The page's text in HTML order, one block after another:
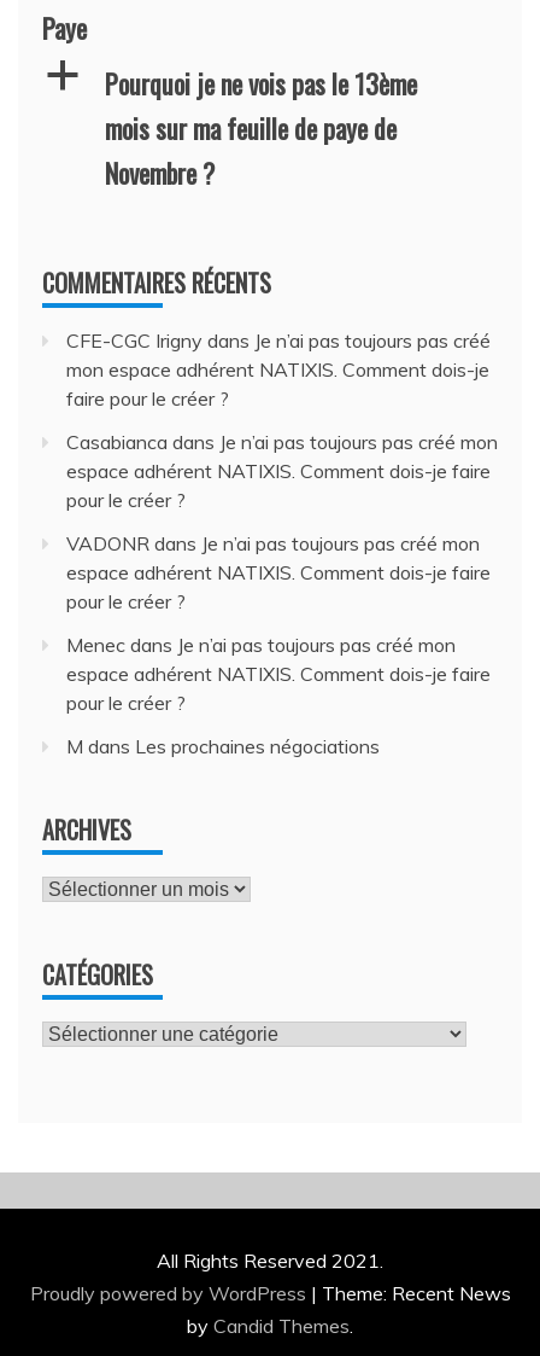
Paye
a
Pourquoi je ne vois pas le 13ème
mois sur ma feuille de paye de
Novembre ?
COMMENTAIRES RÉCENTS
CFE-CGC Irigny dans Je n’ai pas toujours pas créé
mon espace adhérent NATIXIS. Comment dois-je
faire pour le créer ?
Casabianca dans Je n’ai pas toujours pas créé mon
espace adhérent NATIXIS. Comment dois-je faire
pour le créer ?
VADONR dans Je n’ai pas toujours pas créé mon
espace adhérent NATIXIS. Comment dois-je faire
pour le créer ?
Menec dans Je n’ai pas toujours pas créé mon
espace adhérent NATIXIS. Comment dois-je faire
pour le créer ?
M dans Les prochaines négociations
ARCHIVES
Archives
CATÉGORIES
Catégories
All Rights Reserved 2021.
Proudly powered by WordPress | Theme: Recent News
by Candid Themes.